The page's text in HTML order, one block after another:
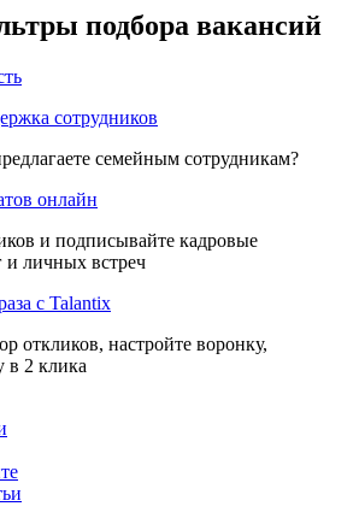
подбора вакансий
сотрудников
семейным сотрудникам?
онлайн
и подписывайте кадровые
и личных встреч
с Talantix
откликов, настройте воронку,
в 2 клика